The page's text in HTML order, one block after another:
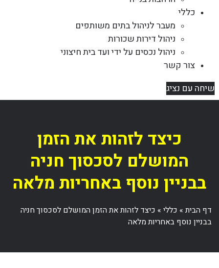
כללי
מעבר לניהול בתים משותפים
ניהול דירות שכורות
ניהול נכסים על ידי ועד בית חיצוני
צור קשר
שיחה עם נציג
כיצד לזהות את הזמן
המושלם לסכסוך חניה
בבניין נוסף באחריות מלאה
דף הבית» כללי» כיצד לזהות את הזמן המושלם לסכסוך חניה
בבניין נוסף באחריות מלאה